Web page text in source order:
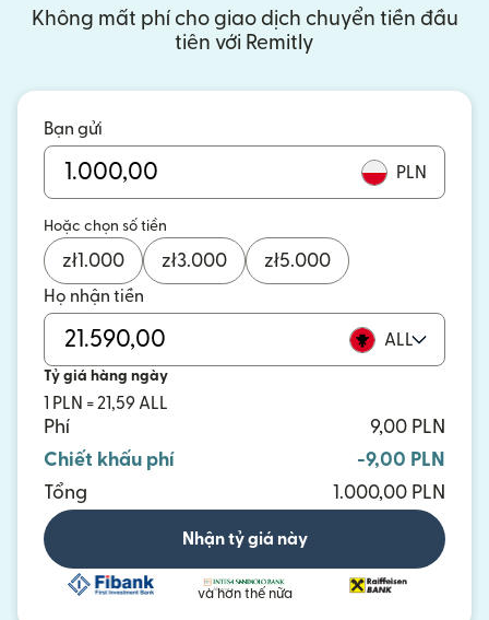
Không mất phí cho giao dịch chuyển tiền đầu
tiên với Remitly
Bạn gửi
PLN
Hoặc chọn số tiền
zł1.000 zł3.000 zł5.000
Họ nhận tiền
ALL
Tỷ giá hàng ngày
1 PLN = 21,59 ALL
Phí
9,00 PLN
Chiết khấu phí
-9,00 PLN
Tổng
1.000,00 PLN
Nhận tỷ giá này
và hơn thế nữa